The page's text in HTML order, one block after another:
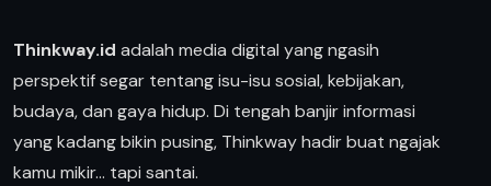
Thinkway.id adalah media digital yang ngasih
perspektif segar tentang isu-isu sosial, kebijakan,
budaya, dan gaya hidup. Di tengah banjir informasi
yang kadang bikin pusing, Thinkway hadir buat ngajak
kamu mikir… tapi santai.